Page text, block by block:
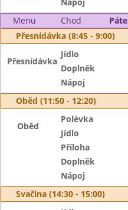
Menu
Chod
Přesnídávka (8:45 - 9:00)
Přesnídávka
Jídlo
Doplněk
Nápoj
Oběd (11:50 - 12:20)
Oběd
Polévka
Jídlo
Příloha
Doplněk
Nápoj
Svačina (14:30 - 15:00)